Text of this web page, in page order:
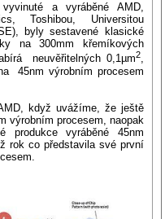
a vyráběné AMD,
Toshibou, Universitou
byly sestavené klasické
na 300mm křemíkových
neuvěřitelných 0,1µm2,
45nm výrobním procesem
když uvážíme, že ještě
výrobním procesem, naopak
vyráběné 45nm
rok co představila své první